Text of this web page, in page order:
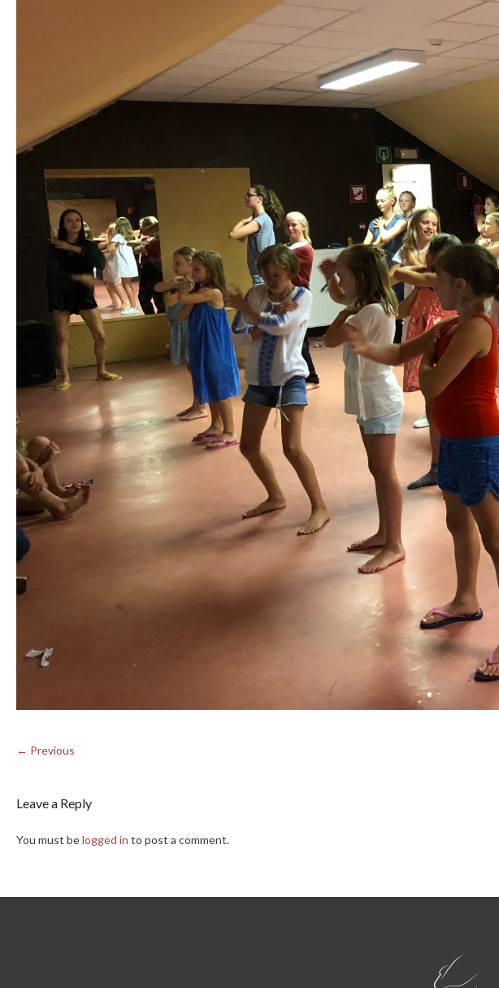
← Previous
Leave a Reply
You must belogged in to post a comment.